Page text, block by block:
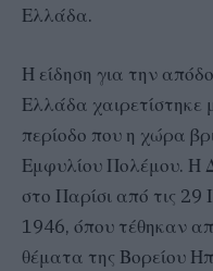
Ελλάδα.
Η είδηση για την
Ελλάδα χαιρετίστηκε
περίοδο που η χώρα
Εμφυλίου Πολέμου. Η
στο Παρίσι από τις 29
1946, όπου τέθηκαν
θέματα της Βορείου